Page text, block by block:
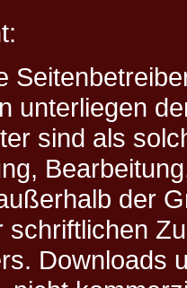
unterliegen
sind als
der
schriftlichen
Downloads